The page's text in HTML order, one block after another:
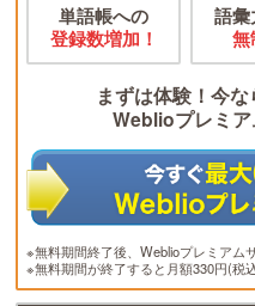
単語帳への
登録数増加！
語
無
まずは体験！今な
Weblioプレミア
※無料期間終了後、Weblioプレミアム
※無料期間が終了すると月額330円(税